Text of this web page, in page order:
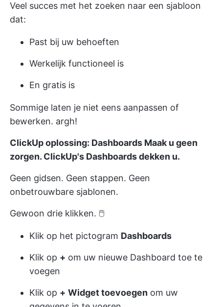
Veel succes met het zoeken naar een sjabloon
dat:
Past bij uw behoeften
Werkelijk functioneel is
En gratis is
Sommige laten je niet eens aanpassen of
bewerken. argh!
ClickUp oplossing: Dashboards Maak u geen
zorgen. ClickUp's Dashboards dekken u.
Geen gidsen. Geen stappen. Geen
onbetrouwbare sjablonen.
Gewoon drie klikken. 🖱
Klik op het pictogram Dashboards
Klik op + om uw nieuwe Dashboard toe te
voegen
Klik op + Widget toevoegen om uw